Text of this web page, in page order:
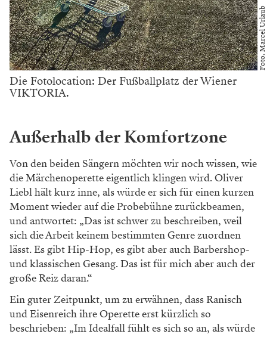
Foto. Marcel Urlaub
Die Fotolocation: Der Fußballplatz der Wiener
VIKTORIA.
Außerhalb der Komfortzone
Von den beiden Sängern möchten wirnoch wissen, wie
die Märchenoperetteeigentlich klingen wird. Oliver
Liebl hältkurz inne, als würde er sich für einenkurzen
Moment wieder auf die Probebühne zurückbeamen,
und antwortet: „Das ist schwer zu beschreiben, weil
sichdie Arbeit keinem bestimmten Genrezuordnen
lässt. Es gibt Hip-Hop, es gibtaber auch Barbershop-
und klassischenGesang. Das ist für mich aber auch der
große Reiz daran.“
Ein guter Zeitpunkt, um zu erwähnen, dass Ranisch
und Eisenreich ihre Operette erst kürzlich so
beschrieben: „ImIdealfall fühlt es sich so an, als würde